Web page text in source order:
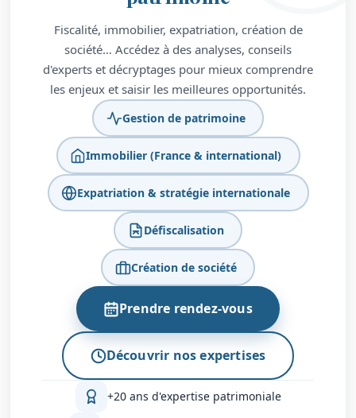
Fiscalité, immobilier, expatriation, création de
société… Accédez à des analyses, conseils
d'experts et décryptages pour mieux comprendre
les enjeux et saisir les meilleures opportunités.
Gestion de patrimoine
Immobilier (France & international)
Expatriation & stratégie internationale
Défiscalisation
Création de société
Prendre rendez-vous
Découvrir nos expertises
+20 ans d'expertise patrimoniale